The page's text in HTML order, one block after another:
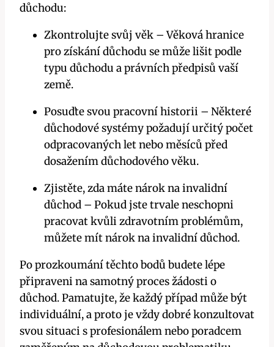
důchodu:
Zkontrolujte svůj věk – Věková hranice
pro získání důchodu se může lišit podle
typu důchodu a právních předpisů vaší
země.
Posuďte svou pracovní historii – Některé
důchodové systémy požadují určitý počet
odpracovaných let nebo měsíců před
dosažením důchodového věku.
Zjistěte, zda máte nárok na invalidní
důchod – Pokud jste trvale neschopni
pracovat kvůli zdravotním problémům,
můžete mít nárok na invalidní důchod.
Po prozkoumání těchto bodů budete lépe
připraveni na samotný proces žádosti o
důchod. Pamatujte, že každý případ může být
individuální, a proto je vždy dobré konzultovat
svou situaci s profesionálem nebo poradcem